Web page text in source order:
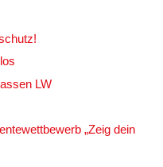
LW
„Zeig dein